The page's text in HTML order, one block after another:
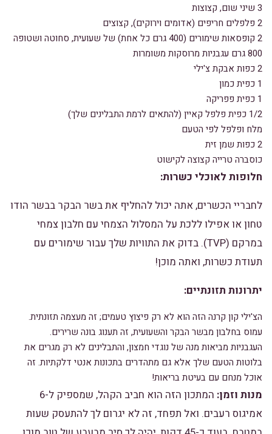
3 שיני שום, קצוצות
2 פלפלים חריפים (אדומים וירוקים), קצוצים
2 קופסאות שימורים (400 גרם כל אחת) של שעועית, סחוטה ושטופה
800 גרם עגבניות מרוסקות משומרות
2 כפות אבקת צ'ילי
1 כפית כמון
1 כפית פפריקה
1/2 כפית פלפל קאיין (להתאים לרמת התבלינים שלך)
מלח ופלפל לפי הטעם
2 כפות שמן זית
כוסברה טרייה קצוצה לקישוט
חלופות לאוכלי כשרות:
לחבריי הכשרים, אתה יכול להחליף את בשר הבקר בבשר הודו
טחון או אפילו ללכת על המסלול הצמחי עם חלבון צמחי
במרקם (TVP). בדוק את התוויות שלך עבור שימורים עם
תעודת כשרות, ואתה מוכן!
יתרונות תזונתיים:
הצ'ילי קון קרנה הזה הוא לא רק פיצוץ טעמים; זה מעצמה תזונתית.
עמוס בחלבון מבשר הבקר והשעועית, זה תענוג בונה שרירים.
העגבניות מביאות מנה של נוגדי חמצון, והתבלינים לא רק מגרים את
בלוטות הטעם שלך אלא גם מתהדרים בתכונות אנטי דלקתיות. זה
אוכל מנחם עם בעיטת בריאות!
מנות וזמן:
המתכון הזה הוא חביב הקהל, שמספיק ל-6
אמיגוס רעבים. ואל תפחד, זה לא יגרום לך להתעסק שעות